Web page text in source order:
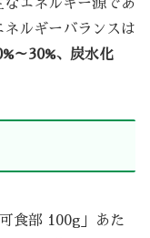
エネルギー源であ
ルギーバランスは
～30%、炭水化
食部 100g」あた